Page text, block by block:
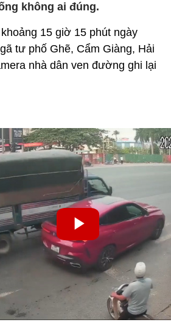
không ai đúng.
15 giờ 15 phút ngày
tư phố Ghẽ, Cẩm Giàng, Hải
nhà dân ven đường ghi lại